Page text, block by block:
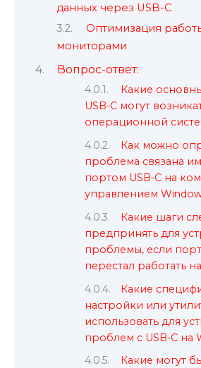
данных через USB-C
Оптимизация
мониторами
Вопрос-ответ:
Какие
USB-C могут
операционной
Как можно
проблема связана
портом USB-C на
управлением
Какие шаги
предпринять для
проблемы, если порт
перестал работать
Какие
настройки или
использовать для
проблем с USB-C на
Какие могут